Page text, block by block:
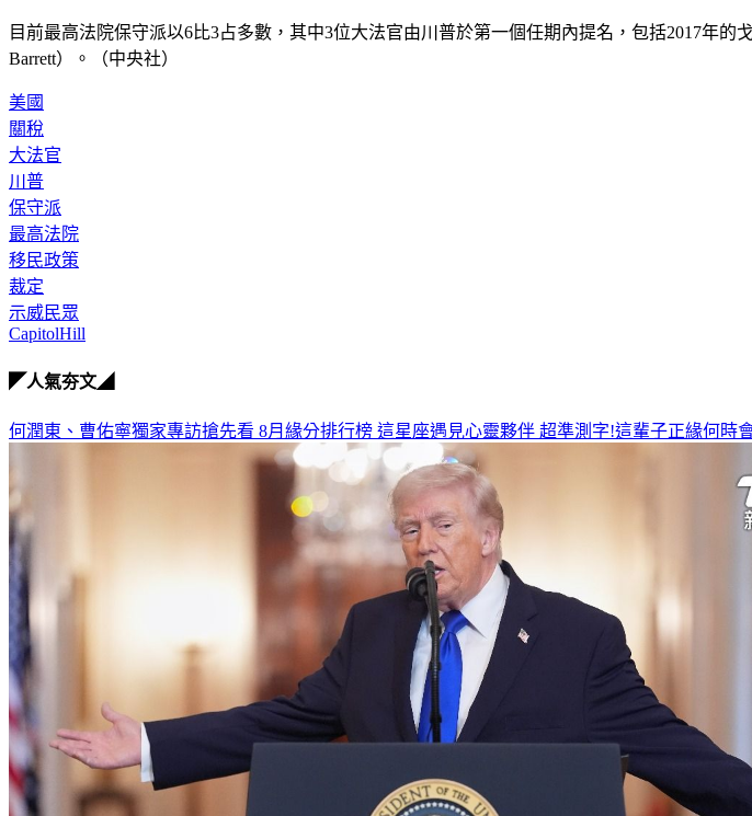
目前最高法院保守派以6比3占多數，其中3位大法官由川普於第一個任期內提名，包括2017年的
Barrett）。（中央社）
美國
關稅
大法官
川普
保守派
最高法院
移民政策
裁定
示威民眾
CapitolHill
◤人氣夯文◢
何潤東、曹佑寧獨家專訪搶先看 8月緣分排行榜 這星座遇見心靈夥伴 超準測字!這輩子正緣何時